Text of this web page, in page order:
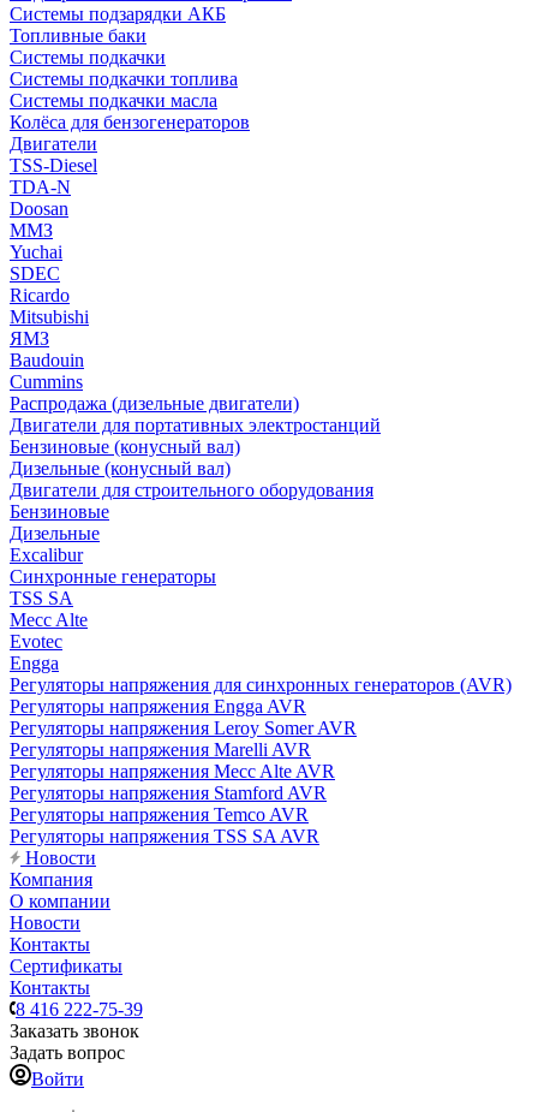
Системы подзарядки АКБ
Топливные баки
Системы подкачки
Системы подкачки топлива
Системы подкачки масла
Колёса для бензогенераторов
Двигатели
TSS-Diesel
TDA-N
Doosan
ММЗ
Yuchai
SDEC
Ricardo
Mitsubishi
ЯМЗ
Baudouin
Cummins
Распродажа (дизельные двигатели)
Двигатели для портативных электростанций
Бензиновые (конусный вал)
Дизельные (конусный вал)
Двигатели для строительного оборудования
Бензиновые
Дизельные
Excalibur
Синхронные генераторы
TSS SA
Mecc Alte
Evotec
Engga
Регуляторы напряжения для синхронных генераторов (AVR)
Регуляторы напряжения Engga AVR
Регуляторы напряжения Leroy Somer AVR
Регуляторы напряжения Marelli AVR
Регуляторы напряжения Mecc Alte AVR
Регуляторы напряжения Stamford AVR
Регуляторы напряжения Temco AVR
Регуляторы напряжения TSS SA AVR
Новости
Компания
О компании
Новости
Контакты
Сертификаты
Контакты
8 416 222-75-39
Заказать звонок
Задать вопрос
Войти